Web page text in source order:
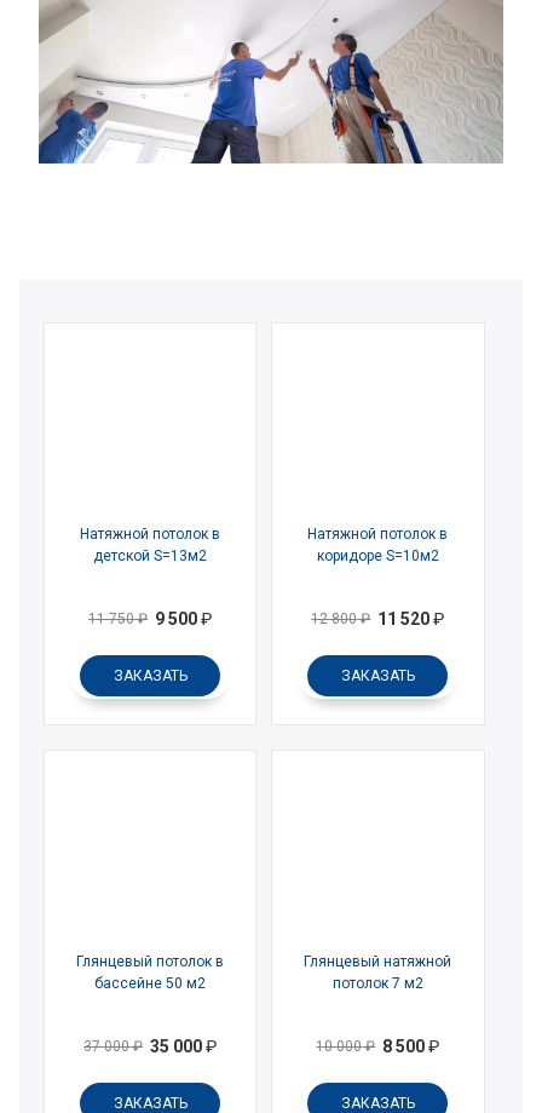
Натяжной потолок в
детской S=13м2
11 750₽ 9 500₽
ЗАКАЗАТЬ
Натяжной потолок в
коридоре S=10м2
12 800₽ 11 520₽
ЗАКАЗАТЬ
Глянцевый потолок в
бассейне 50 м2
37 000₽ 35 000₽
ЗАКАЗАТЬ
Глянцевый натяжной
потолок 7 м2
10 000₽ 8 500₽
ЗАКАЗАТЬ